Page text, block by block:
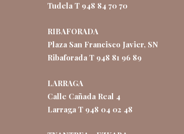
Tudela T 948 84 70 70
RIBAFORADA
Plaza San Francisco Javier, SN
Ribaforada T 948 81 96 89
LARRAGA
Calle Cañada Real 4
Larraga T 948 04 02 48